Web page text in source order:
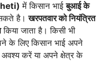
में किसान भाईबुआई के
है।खरपतवार को नियंत्रित
किया जाता है। किसी भी
के लिए किसान भाई अपने
करें या अपने क्षेत्र के